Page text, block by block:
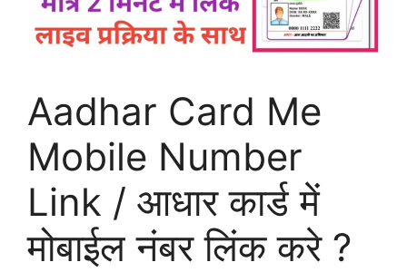
Aadhar Card Me
Mobile Number
Link / आधार कार्ड में
मोबाईल नंबर लिंक करे ?